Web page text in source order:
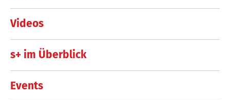
Videos
s+ im Überblick
Events